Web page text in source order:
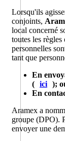
Lorsqu'ils
conjoints,
local concerné
toutes les
personnelles
tant que
En
( ici );
En
Aramex a
groupe (DPO).
envoyer une